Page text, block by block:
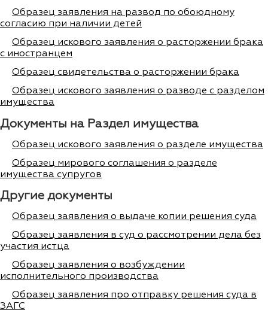
Образец заявления на развод по обоюдному
согласию при наличии детей
Образец искового заявления о расторжении брака
с иностранцем
Образец свидетельства о расторжении брака
Образец искового заявления о разводе с разделом
имущества
Документы на Раздел имущества
Образец искового заявления о разделе имущества
Образец мирового соглашения о разделе
имущества супругов
Другие документы
Образец заявления о выдаче копии решения суда
Образец заявления в суд о рассмотрении дела без
участия истца
Образец заявления о возбуждении
исполнительного производства
Образец заявления про отправку решения суда в
ЗАГС